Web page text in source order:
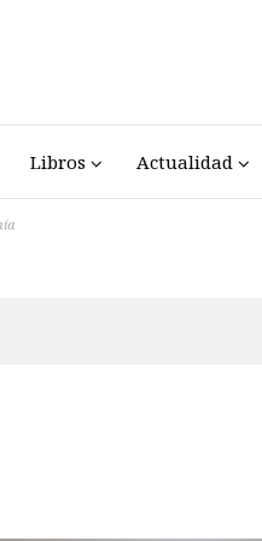
Libros Actualidad